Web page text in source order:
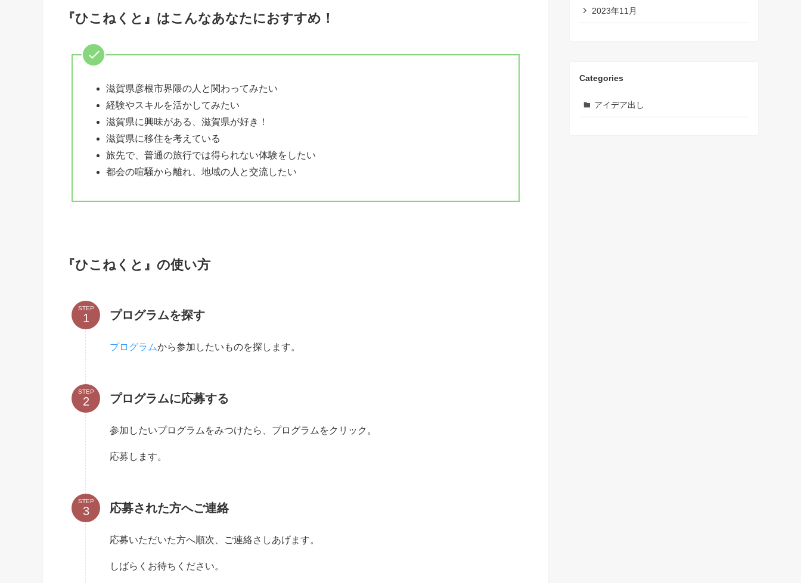
『ひこねくと』はこんなあなたにおすすめ！
滋賀県彦根市界隈の人と関わってみたい
経験やスキルを活かしてみたい
滋賀県に興味がある、滋賀県が好き！
滋賀県に移住を考えている
旅先で、普通の旅行では得られない体験をしたい
都会の喧騒から離れ、地域の人と交流したい
『ひこねくと』の使い方
STEP プログラムを探す
プログラムから参加したいものを探します。
STEP プログラムに応募する
参加したいプログラムをみつけたら、プログラムをクリック。
応募します。
STEP 応募された方へご連絡
応募いただいた方へ順次、ご連絡さしあげます。
しばらくお待ちください。
2023年11月
Categories
アイデア出し